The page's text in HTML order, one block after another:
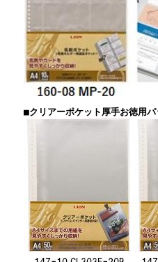
■クリアーポケット厚手お徳用